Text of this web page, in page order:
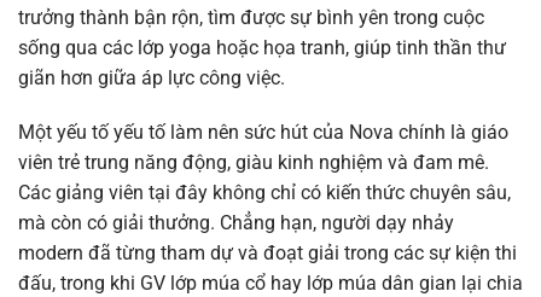
trưởng thành bận rộn, tìm được sự bình yên trong cuộc
sống qua các lớp yoga hoặc họa tranh, giúp tinh thần thư
giãn hơn giữa áp lực công việc.
Một yếu tố yếu tố làm nên sức hút của Nova chính là giáo
viên trẻ trung năng động, giàu kinh nghiệm và đam mê.
Các giảng viên tại đây không chỉ có kiến thức chuyên sâu,
mà còn có giải thưởng. Chẳng hạn, người dạy nhảy
modern đã từng tham dự và đoạt giải trong các sự kiện thi
đấu, trong khi GV lớp múa cổ hay lớp múa dân gian lại chia